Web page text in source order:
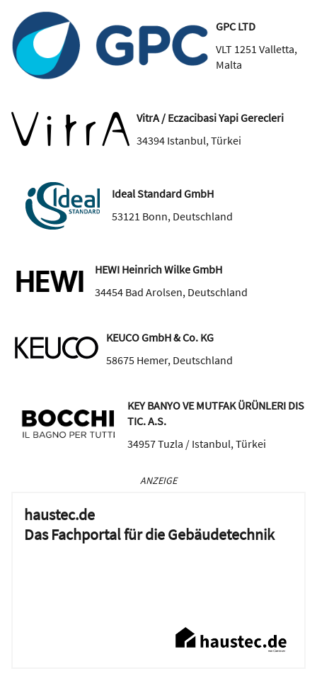
GPC LTD
VLT 1251 Valletta,
Malta
VitrA / Eczacibasi Yapi Gerecleri
34394 Istanbul,Türkei
Ideal Standard GmbH
53121 Bonn, Deutschland
HEWI Heinrich Wilke GmbH
34454 Bad Arolsen, Deutschland
KEUCO GmbH & Co. KG
58675 Hemer, Deutschland
KEY BANYO VE MUTFAK ÜRÜNLERI DIS
TIC. A.S.
34957Tuzla / Istanbul,Türkei
ANZEIGE
haustec.de
Das Fachportal für die Gebäudetechnik